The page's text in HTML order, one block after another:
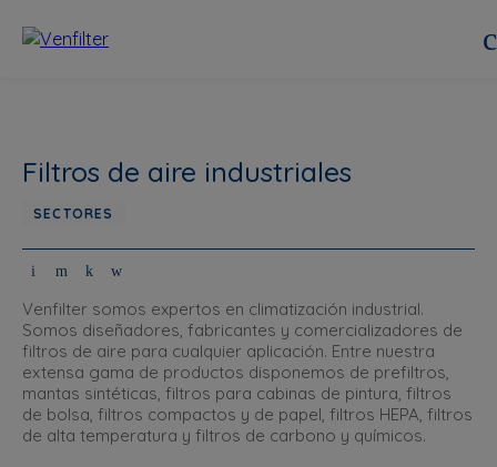
Filtros de aire industriales
SECTORES
Venfilter somos expertos en climatización industrial.
Somos diseñadores, fabricantes y comercializadores de
filtros de aire para cualquier aplicación. Entre nuestra
extensa gama de productos disponemos de prefiltros,
mantas sintéticas, filtros para cabinas de pintura, filtros
de bolsa, filtros compactos y de papel, filtros HEPA, filtros
de alta temperatura y filtros de carbono y químicos.